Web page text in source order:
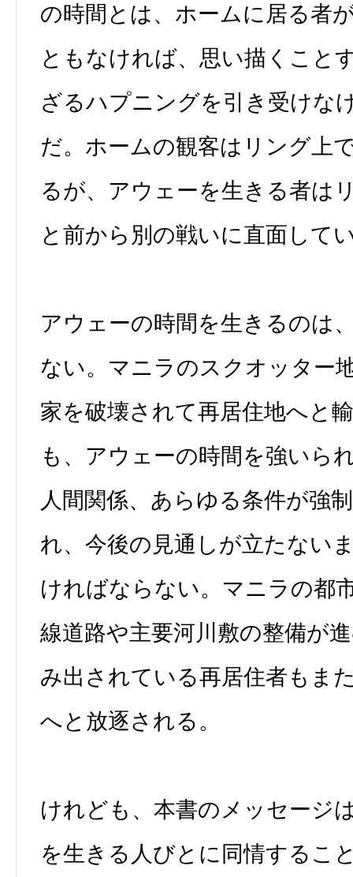
の時間とは、ホームに居る者
ともなければ、思い描くこと
ざるハプニングを引き受けな
だ。ホームの観客はリング上
るが、アウェーを生きる者は
と前から別の戦いに直面して
アウェーの時間を生きるのは
ない。マニラのスクオッター
家を破壊されて再居住地へと
も、アウェーの時間を強いら
人間関係、あらゆる条件が強
れ、今後の見通しが立たない
ければならない。マニラの都
線道路や主要河川敷の整備が
み出されている再居住者もま
へと放逐される。
けれども、本書のメッセージ
を生きる人びとに同情するこ